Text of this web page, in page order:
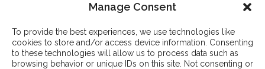
Manage Consent
To provide the best experiences, we use technologies like
cookies to store and/or access device information. Consenting
to these technologies will allow us to process data such as
browsing behavior or unique IDs on this site. Not consenting or
常见问题
博客